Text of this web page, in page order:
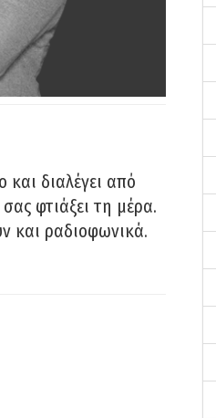
διαλέγει από
φτιάξει τη μέρα.
και ραδιοφωνικά.